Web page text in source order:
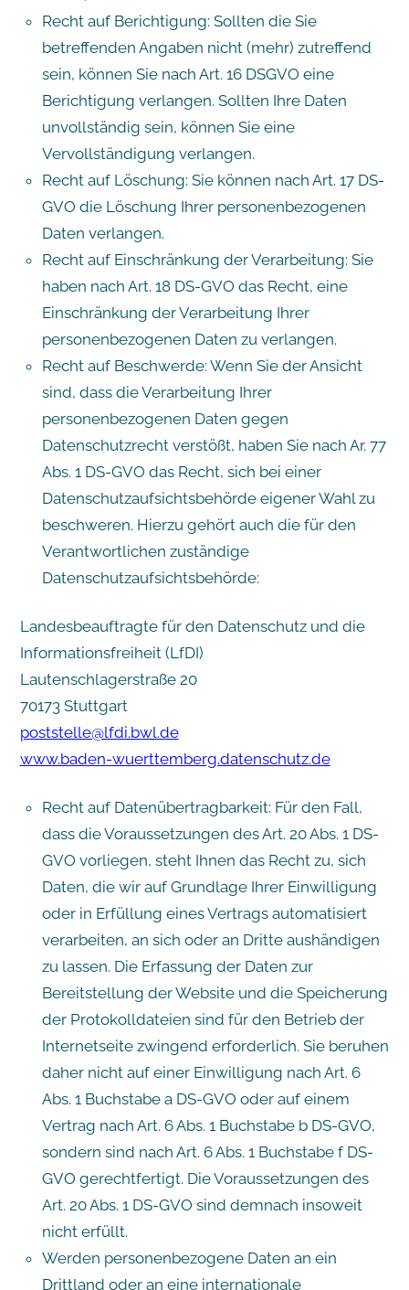
Recht auf Berichtigung: Sollten die Sie
betreffenden Angaben nicht (mehr) zutreffend
sein, können Sie nach Art. 16 DSGVO eine
Berichtigung verlangen. Sollten Ihre Daten
unvollständig sein, können Sie eine
Vervollständigung verlangen.
Recht auf Löschung: Sie können nach Art. 17 DS-
GVO die Löschung Ihrer personenbezogenen
Daten verlangen.
Recht auf Einschränkung der Verarbeitung: Sie
haben nach Art. 18 DS-GVO das Recht, eine
Einschränkung der Verarbeitung Ihrer
personenbezogenen Daten zu verlangen.
Recht auf Beschwerde: Wenn Sie der Ansicht
sind, dass die Verarbeitung Ihrer
personenbezogenen Daten gegen
Datenschutzrecht verstößt, haben Sie nach Ar. 77
Abs. 1 DS-GVO das Recht, sich bei einer
Datenschutzaufsichtsbehörde eigener Wahl zu
beschweren. Hierzu gehört auch die für den
Verantwortlichen zuständige
Datenschutzaufsichtsbehörde:
Landesbeauftragte für den Datenschutz und die
Informationsfreiheit (LfDI)
Lautenschlagerstraße 20
70173 Stuttgart
poststelle@lfdi.bwl.de
www.baden-wuerttemberg.datenschutz.de
Recht auf Datenübertragbarkeit: Für den Fall,
dass die Voraussetzungen des Art. 20 Abs. 1 DS-
GVO vorliegen, steht Ihnen das Recht zu, sich
Daten, die wir auf Grundlage Ihrer Einwilligung
oder in Erfüllung eines Vertrags automatisiert
verarbeiten, an sich oder an Dritte aushändigen
zu lassen. Die Erfassung der Daten zur
Bereitstellung der Website und die Speicherung
der Protokolldateien sind für den Betrieb der
Internetseite zwingend erforderlich. Sie beruhen
daher nicht auf einer Einwilligung nach Art. 6
Abs. 1 Buchstabe a DS-GVO oder auf einem
Vertrag nach Art. 6 Abs. 1 Buchstabe b DS-GVO,
sondern sind nach Art. 6 Abs. 1 Buchstabe f DS-
GVO gerechtfertigt. Die Voraussetzungen des
Art. 20 Abs. 1 DS-GVO sind demnach insoweit
nicht erfüllt.
Werden personenbezogene Daten an ein
Drittland oder an eine internationale